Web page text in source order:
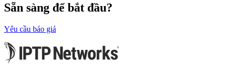
Sẵn sàng để bắt đầu?
Yêu cầu báo giá